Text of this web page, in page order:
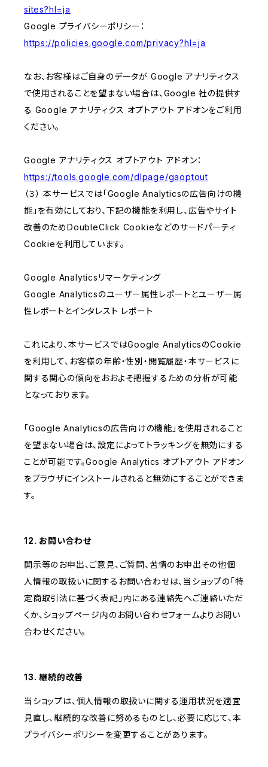
sites?hl=ja
Google プライバシーポリシー：
https://policies.google.com/privacy?hl=ja
なお、お客様はご自身のデータが Google アナリティクス
で使用されることを望まない場合は、Google 社の提供す
る Google アナリティクス オプトアウト アドオンをご利用
ください。
Google アナリティクス オプトアウト アドオン：
https://tools.google.com/dlpage/gaoptout
（３） 本サービスでは「Google Analyticsの広告向けの機
能」を有効にしており、下記の機能を利用し、広告やサイト
改善のためDoubleClick Cookieなどのサードパーティ
Cookieを利用しています。
Google Analyticsリマーケティング
Google Analyticsのユーザー属性レポートとユーザー属
性レポートとインタレスト レポート
これにより、本サービスではGoogle AnalyticsのCookie
を利用して、お客様の年齢・性別・閲覧履歴・本サービスに
関する関心の傾向をおおよそ把握するための分析が可能
となっております。
「Google Analyticsの広告向けの機能」を使用されること
を望まない場合は、設定によってトラッキングを無効にする
ことが可能です。Google Analytics オプトアウト アドオン
をブラウザにインストールされると無効にすることができま
す。
12. お問い合わせ
開示等のお申出、ご意見、ご質問、苦情のお申出その他個
人情報の取扱いに関するお問い合わせは、当ショップの「特
定商取引法に基づく表記」内にある連絡先へご連絡いただ
くか、ショップページ内のお問い合わせフォームよりお問い
合わせください。
13. 継続的改善
当ショップは、個人情報の取扱いに関する運用状況を適宜
見直し、継続的な改善に努めるものとし、必要に応じて、本
プライバシーポリシーを変更することがあります。